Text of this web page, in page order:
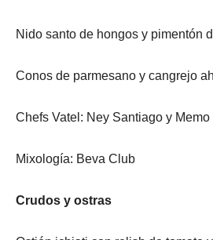
Nido santo de hongos y pimentón
Conos de parmesano y cangrejo
Chefs Vatel: Ney Santiago y Memo
Mixología: Beva Club
Crudos y ostras